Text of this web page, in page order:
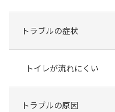
トラブルの症状
トイレが流れにくい
トラブルの原因